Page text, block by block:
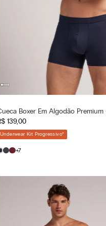
Cor selecionada
Azul - 490j - Blu Navy
Tamanho selecionado—
Boxer Em Algodão Premium
139,00
Underwear Kit Progressivo*
+7